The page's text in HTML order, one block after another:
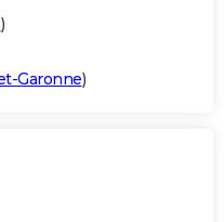
)
Garonne)